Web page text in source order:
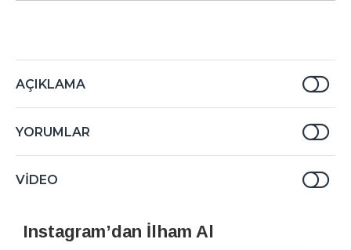
AÇIKLAMA
YORUMLAR
VIDEO
Instagram’dan İlham Al